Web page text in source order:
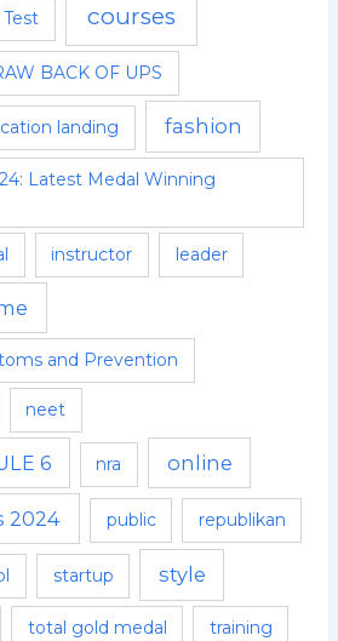
courses
BACK OF UPS
landing fashion
Latest Medal Winning
instructor leader
and Prevention
neet
6 nra online
2024 public republikan
startup style
total gold medal training